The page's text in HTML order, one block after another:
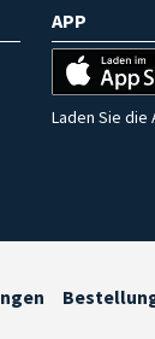
APP
Laden Sie die